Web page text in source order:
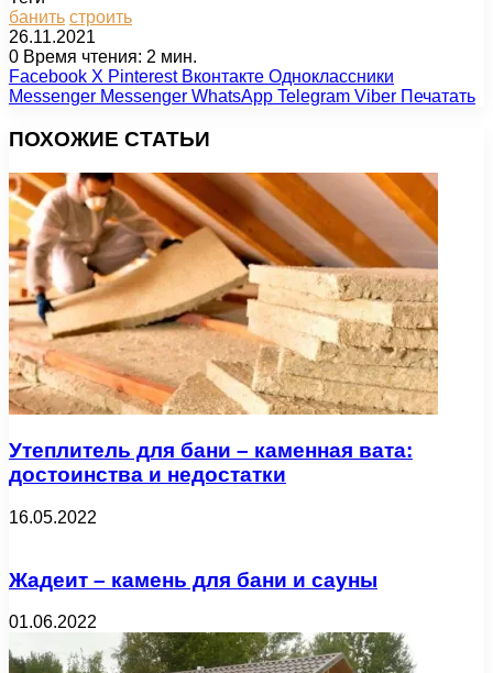
банить строить
26.11.2021
0 Время чтения: 2 мин.
Facebook X Pinterest Вконтакте Одноклассники
Messenger Messenger WhatsApp Telegram Viber Печатать
ПОХОЖИЕ СТАТЬИ
Утеплитель для бани – каменная вата:
достоинства и недостатки
16.05.2022
Жадеит – камень для бани и сауны
01.06.2022